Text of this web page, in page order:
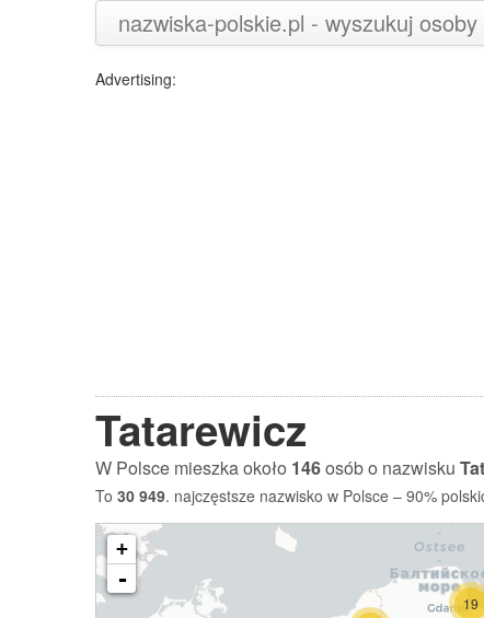
nazwiska-polskie.pl - wyszukuj
Advertising:
Tatarewicz
W Polsce mieszka około 146osób o nazwisku
To 30 949. najczęstsze nazwisko w Polsce – 90%
19
+
-